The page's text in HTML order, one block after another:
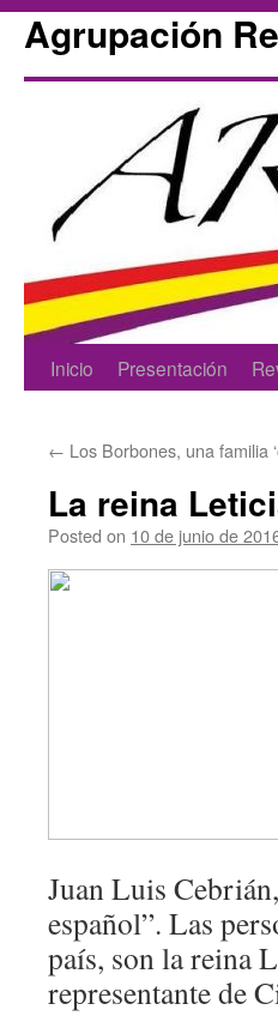
Agrupación
Skip
content
Inicio Presentación
← Los Borbones, una familia
La reina
Posted on 10 de junio de
Juan Luis
español”. Las
país, son la reina
representante de